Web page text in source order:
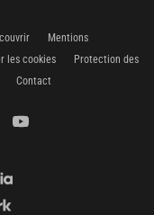
Mentions
les cookies
Protection des
Contact